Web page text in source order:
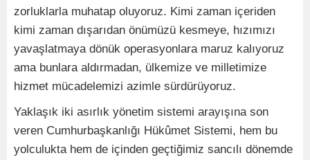
zorluklarla muhatap oluyoruz. Kimi zaman içeriden
kimi zaman dışarıdan önümüzü kesmeye, hızımızı
yavaşlatmaya dönük operasyonlara maruz kalıyoruz
ama bunlara aldırmadan, ülkemize ve milletimize
hizmet mücadelemizi azimle sürdürüyoruz.
Yaklaşık iki asırlık yönetim sistemi arayışına son
veren Cumhurbaşkanlığı Hükûmet Sistemi, hem bu
yolculukta hem de içinden geçtiğimiz sancılı dönemde